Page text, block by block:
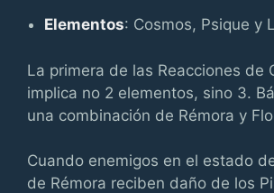
Elementos: Cosmos, Psique y
La primera de las Reacciones de
implica no 2 elementos, sino 3.
una combinación de Rémora y
Cuando enemigos en el estado
de Rémora reciben daño de los